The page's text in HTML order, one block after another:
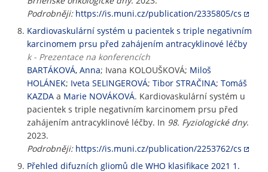
Podrobněji: https://is.muni.cz/publication/2335805/cs
Kardiovaskulární systém u pacientek s triple negativním
karcinomem prsu před zahájením antracyklinové léčby
k - Prezentace na konferencích
BARTÁKOVÁ, Anna; Ivana KOLOUŠKOVÁ; Miloš
HOLÁNEK; Iveta SELINGEROVÁ; Tibor STRAČINA; Tomáš
KAZDA a Marie NOVÁKOVÁ. Kardiovaskulární systém u
pacientek s triple negativním karcinomem prsu před
zahájením antracyklinové léčby. In 98. Fyziologické dny.
2023.
Podrobněji: https://is.muni.cz/publication/2253762/cs
Přehled difuzních gliomů dle WHO klasifikace 2021 1.